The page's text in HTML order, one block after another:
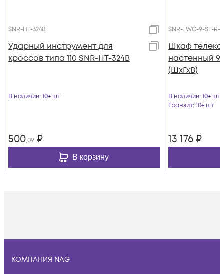
SNR-HT-324B
Ударный инструмент для
кроссов типа 110 SNR-HT-324B
В наличии: 10+ шт
500,09 ₽
В корзину
SNR-TWC-9-SF-R-
Шкаф
настенный
(ШхГхВ)
В наличии: 10+ шт
Транзит: 10+ шт
13 176 ₽
КОМПАНИЯ NAG